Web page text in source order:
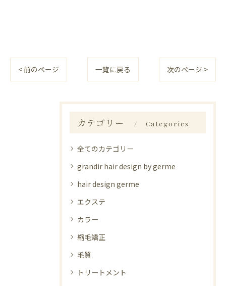
< 前のページ 一覧に戻る 次のページ >
カテゴリー Categories
全てのカテゴリー
grandir hair design by germe
hair design germe
エクステ
カラー
縮毛矯正
毛質
トリートメント